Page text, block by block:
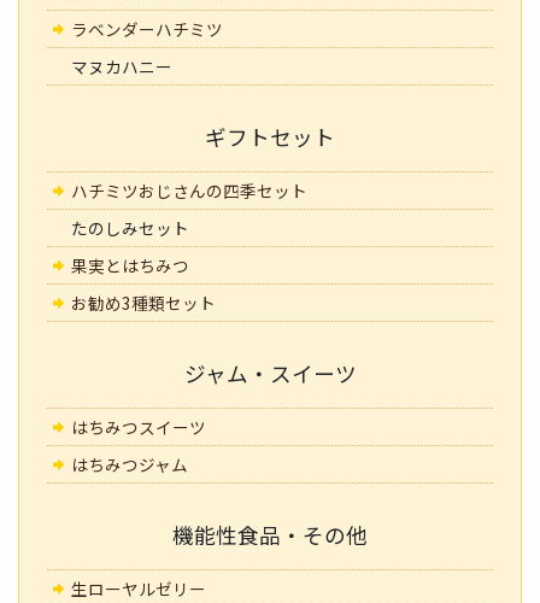
ラベンダーハチミツ
マヌカハニー
ギフトセット
ハチミツおじさんの四季セット
たのしみセット
果実とはちみつ
お勧め3種類セット
ジャム・スイーツ
はちみつスイーツ
はちみつジャム
機能性食品・その他
生ローヤルゼリー